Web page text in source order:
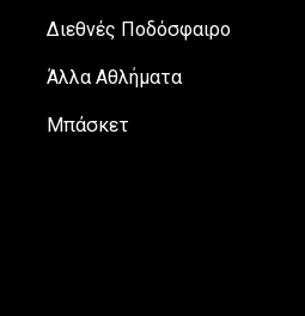
Διεθνές Ποδόσφαιρο
Άλλα Αθλήματα
Μπάσκετ